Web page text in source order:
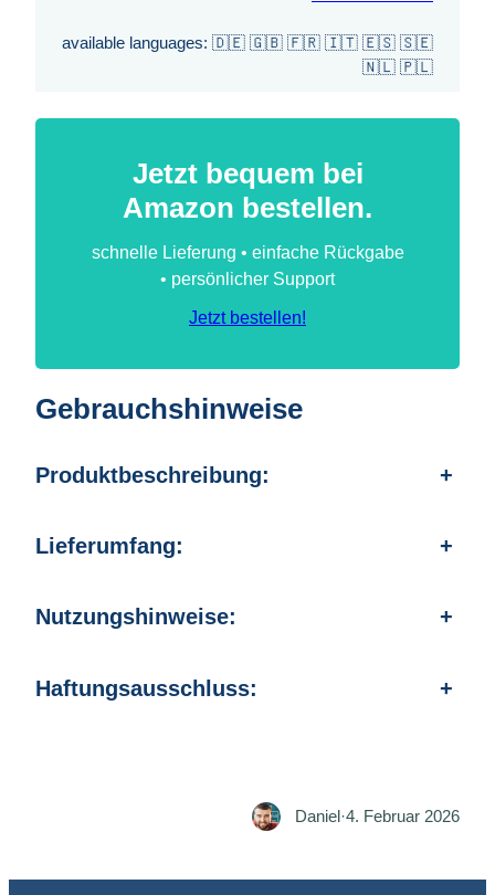
available languages: 🇩🇪 🇬🇧 🇫🇷 🇮🇹 🇪🇸 🇸🇪
🇳🇱 🇵🇱
Jetzt bequem bei
Amazon bestellen.
schnelle Lieferung • einfache Rückgabe
• persönlicher Support
Jetzt bestellen!
Gebrauchshinweise
Produktbeschreibung: +
Lieferumfang: +
Nutzungshinweise: +
Haftungsausschluss: +
Daniel·4. Februar 2026